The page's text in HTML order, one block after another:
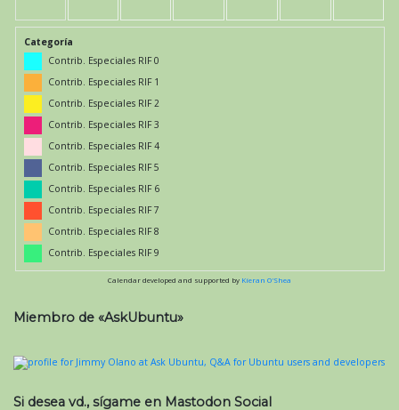
Categoría
Contrib. Especiales RIF 0
Contrib. Especiales RIF 1
Contrib. Especiales RIF 2
Contrib. Especiales RIF 3
Contrib. Especiales RIF 4
Contrib. Especiales RIF 5
Contrib. Especiales RIF 6
Contrib. Especiales RIF 7
Contrib. Especiales RIF 8
Contrib. Especiales RIF 9
Calendar developed and supported by Kieran O'Shea
Miembro de «AskUbuntu»
Si desea vd., sígame en Mastodon Social